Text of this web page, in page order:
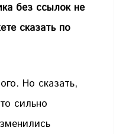
без ссылок не
сказать по
Но сказать,
сильно